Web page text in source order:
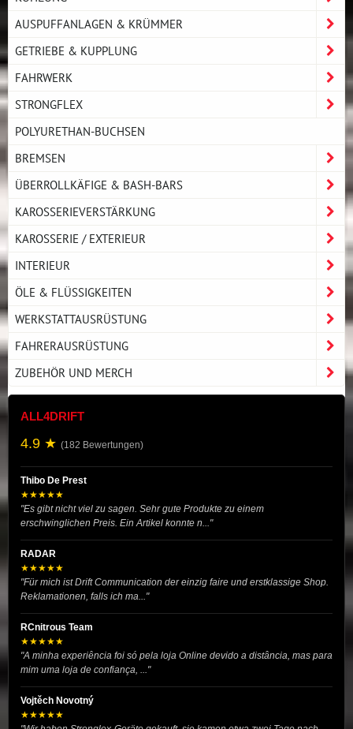
AUSPUFFANLAGEN & KRÜMMER
GETRIEBE & KUPPLUNG
FAHRWERK
STRONGFLEX
POLYURETHAN-BUCHSEN
BREMSEN
ÜBERROLLKÄFIGE & BASH-BARS
KAROSSERIEVERSTÄRKUNG
KAROSSERIE / EXTERIEUR
INTERIEUR
ÖLE & FLÜSSIGKEITEN
WERKSTATTAUSRÜSTUNG
FAHRERAUSRÜSTUNG
ZUBEHÖR UND MERCH
ALL4DRIFT
4.9 ★ (182 Bewertungen)
Thibo De Prest
★★★★★
"Es gibt nicht viel zu sagen. Sehr gute Produkte zu einem
erschwinglichen Preis. Ein Artikel konnte n..."
RADAR
★★★★★
"Für mich ist Drift Communication der einzig faire und erstklassige Shop.
Reklamationen, falls ich ma..."
RCnitrous Team
★★★★★
"A minha experiência foi só pela loja Online devido a distância, mas para
mim uma loja de confiança, ..."
Vojtěch Novotný
★★★★★